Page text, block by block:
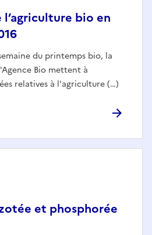
l’agriculture bio en
du printemps bio, la
Bio mettent à
relatives à l'agriculture (…)
et phosphorée